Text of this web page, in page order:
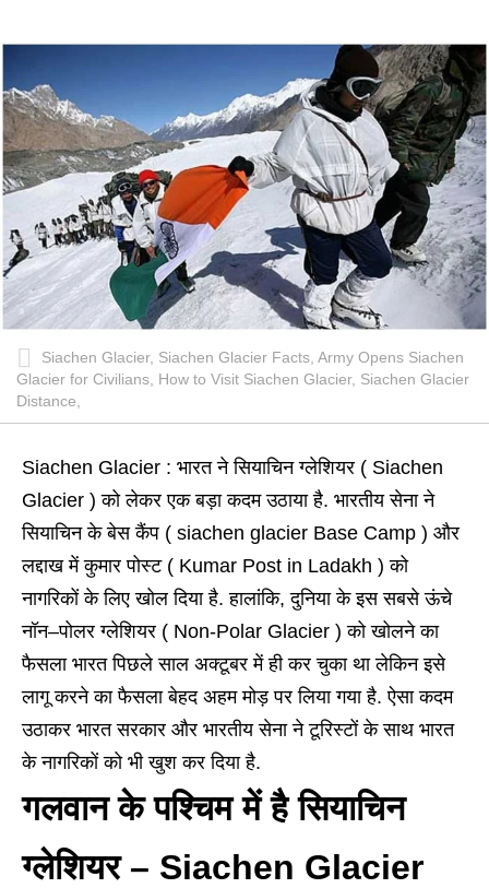
Siachen Glacier, Siachen Glacier Facts, Army Opens Siachen
Glacier for Civilians, How to Visit Siachen Glacier, Siachen Glacier
Distance,
Siachen Glacier : भारत ने सियाचिन ग्लेशियर ( Siachen
Glacier ) को लेकर एक बड़ा कदम उठाया है. भारतीय सेना ने
सियाचिन के बेस कैंप ( siachen glacier Base Camp ) और
लद्दाख में कुमार पोस्ट ( Kumar Post in Ladakh ) को
नागरिकों के लिए खोल दिया है. हालांकि, दुनिया के इस सबसे ऊंचे
नॉन–पोलर ग्‍लेशियर ( Non-Polar Glacier ) को खोलने का
फैसला भारत पिछले साल अक्‍टूबर में ही कर चुका था लेकिन इसे
लागू करने का फैसला बेहद अहम मोड़ पर लिया गया है. ऐसा कदम
उठाकर भारत सरकार और भारतीय सेना ने टूरिस्टों के साथ भारत
के नागरिकों को भी खुश कर दिया है.
गलवान के पश्चिम में है सियाचिन
ग्‍लेशियर – Siachen Glacier